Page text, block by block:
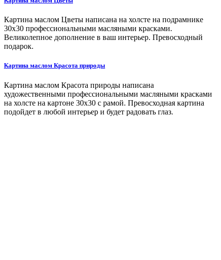
Картина маслом Цветы написана на холсте на подрамнике
30х30 профессиональными масляными красками.
Великолепное дополнение в ваш интерьер. Превосходный
подарок.
Картина маслом Красота природы
Картина маслом Красота природы написана
художественными профессиональными масляными красками
на холсте на картоне 30х30 с рамой. Превосходная картина
подойдет в любой интерьер и будет радовать глаз.